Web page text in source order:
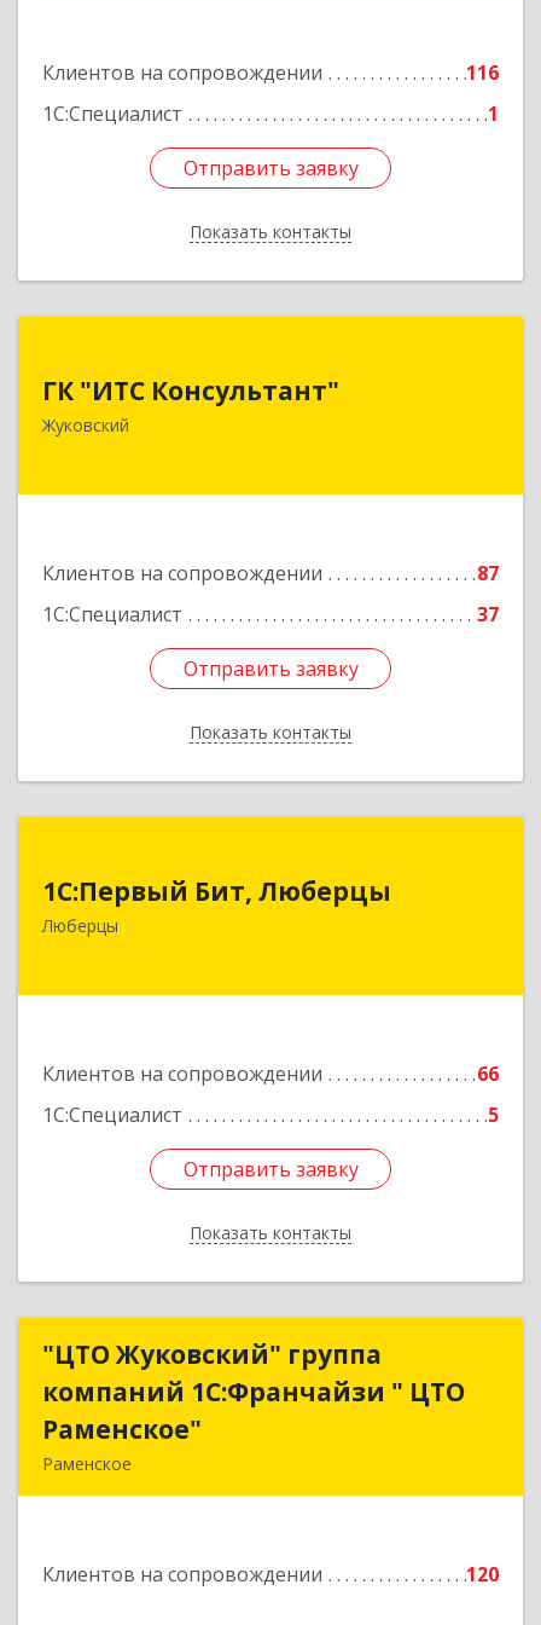
Клиентов на сопровождении
116
1С:Специалист
1
Отправить заявку
Показать контакты
Отправить заявку
Назад
ГК "ИТС Консультант"
Жуковский
Клиентов на сопровождении
87
1С:Специалист
37
Отправить заявку
Показать контакты
140181, Московская обл, Жуковский г,
Ломоносова ул, дом № 29А, этаж 2, пом.3
Подробнее
Отправить заявку
Назад
1С:Первый Бит, Люберцы
Люберцы
Клиентов на сопровождении
66
1С:Специалист
5
Отправить заявку
Показать контакты
140009, Московская обл, Люберецкий р-н,
Люберцы г, Митрофанова ул, дом № 20А, оф.15
Подробнее
Отправить заявку
Назад
"ЦТО Жуковский" группа
компаний 1С:Франчайзи " ЦТО
Раменское"
Раменское
Клиентов на сопровождении 120
"ЦТО Жуковский" группа
компаний 1С:Франчайзи " ЦТО
Подробнее